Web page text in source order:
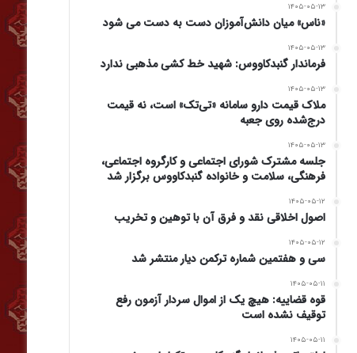
۱۴۰۵-۰۵-۱۳
«ناس» میان دانش‌آموزان دست به دست می شود
۱۴۰۵-۰۵-۱۳
فرماندار گنبدکاووس: شهید خط کشی مذهبی ندارد
۱۴۰۵-۰۵-۱۳
ملاک قیمت دارو سامانه «تی‌تک» است، نه قیمت
درج‌شده روی جعبه
۱۴۰۵-۰۵-۱۳
جلسه مشترک شورای اجتماعی و کارگروه اجتماعی،
فرهنگی، سلامت و خانواده گنبدکاووس برگزار شد
۱۴۰۵-۰۵-۱۲
اصول اخلاقی نقد و فرق آن با توهین و تخریب
۱۴۰۵-۰۵-۱۲
سی و هفتمین شماره ترکمن دیار منتشر شد
۱۴۰۵-۰۵-۱۱
قوه قضاییه: هیچ یک از اموال سردار آزمون رفع
توقیف نشده است
۱۴۰۵-۰۵-۱۱